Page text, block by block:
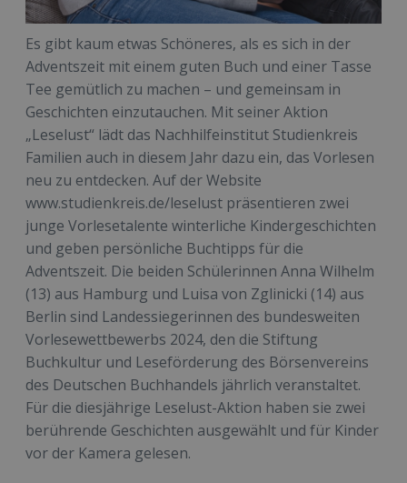
Es gibt kaum etwas Schöneres, als es sich in der
Adventszeit mit einem guten Buch und einer Tasse
Tee gemütlich zu machen – und gemeinsam in
Geschichten einzutauchen. Mit seiner Aktion
„Leselust“ lädt das Nachhilfeinstitut Studienkreis
Familien auch in diesem Jahr dazu ein, das Vorlesen
neu zu entdecken. Auf der Website
www.studienkreis.de/leselust präsentieren zwei
junge Vorlesetalente winterliche Kindergeschichten
und geben persönliche Buchtipps für die
Adventszeit. Die beiden Schülerinnen Anna Wilhelm
(13) aus Hamburg und Luisa von Zglinicki (14) aus
Berlin sind Landessiegerinnen des bundesweiten
Vorlesewettbewerbs 2024, den die Stiftung
Buchkultur und Leseförderung des Börsenvereins
des Deutschen Buchhandels jährlich veranstaltet.
Für die diesjährige Leselust-Aktion haben sie zwei
berührende Geschichten ausgewählt und für Kinder
vor der Kamera gelesen.